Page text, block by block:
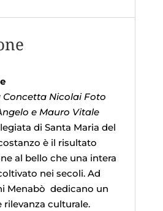
Concetta Nicolai Foto
e Mauro Vitale
di Santa Maria del
è il risultato
al bello che una intera
nei secoli. Ad
Menabò dedicano un
rilevanza culturale.